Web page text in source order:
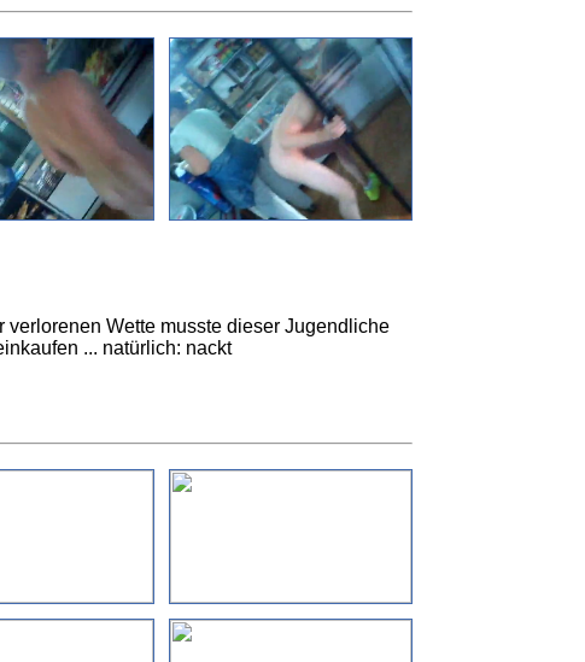
verlorenen Wette musste dieser Jugendliche
... natürlich: nackt